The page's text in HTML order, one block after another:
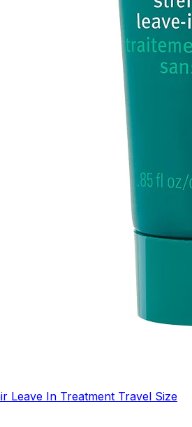
Leave In Treatment Travel Size